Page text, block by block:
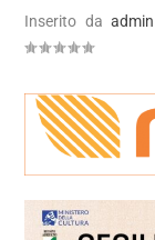
Inserito da admin